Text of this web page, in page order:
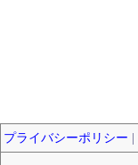
プライバシーポリシー